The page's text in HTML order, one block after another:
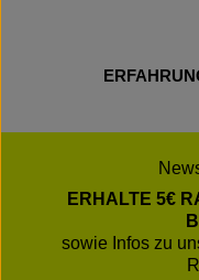
ERHALTE 5€
sowie Infos zu